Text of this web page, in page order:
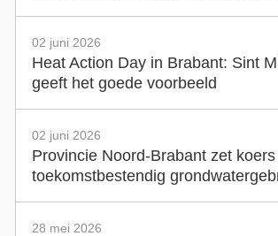
02 juni 2026
Heat Action Day in Brabant: Sint
geeft het goede voorbeeld
02 juni 2026
Provincie Noord-Brabant zet
toekomstbestendig
28 mei 2026